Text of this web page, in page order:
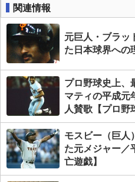
関連情報
元巨人・ブラッ
た日本球界への
プロ野球史上、
マティの平成元
人賛歌【プロ野
モスビー（巨人
た元メジャー／
亡遊戯】